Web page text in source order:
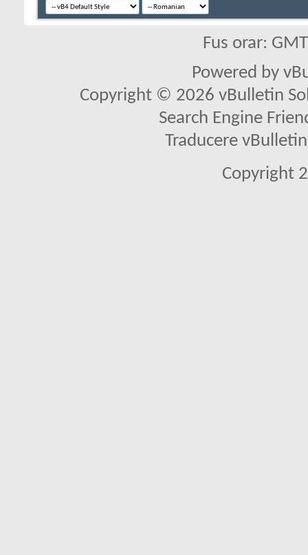
Fus orar:
Powered by
Copyright © 2026 vBulletin
Search Engine
Traducere
Copyright